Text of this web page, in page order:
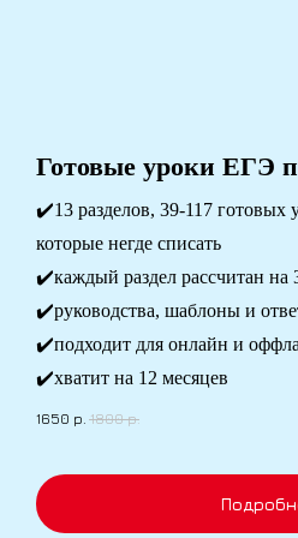
Готовые уроки ЕГЭ
✔️13 разделов, 39-117 готовых
которые негде списать
✔️каждый раздел рассчитан на
✔️руководства, шаблоны и
✔️подходит для онлайн и
✔️хватит на 12 месяцев
1650 р. 1800 р.